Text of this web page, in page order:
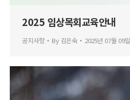
2025 임상목회교육안내
공지사항 By 김은숙 2025년 07월 09일